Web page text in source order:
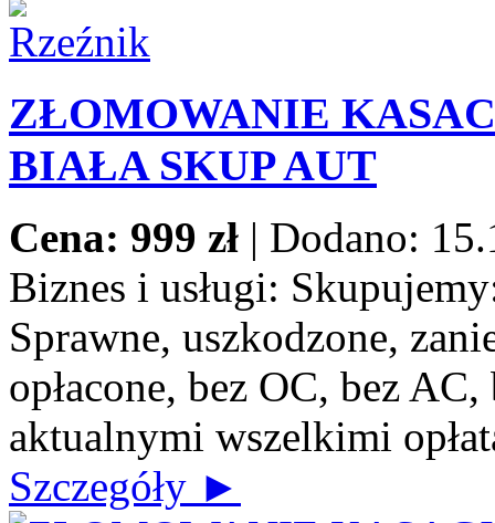
ZŁOMOWANIE
BIAŁA SKUP AUT
Cena: 999 zł | Dodano:
Biznes i usługi:
Sprawne, uszkodzone,
opłacone, bez OC, bez
aktualnymi wszelkimi
Szczegóły ►